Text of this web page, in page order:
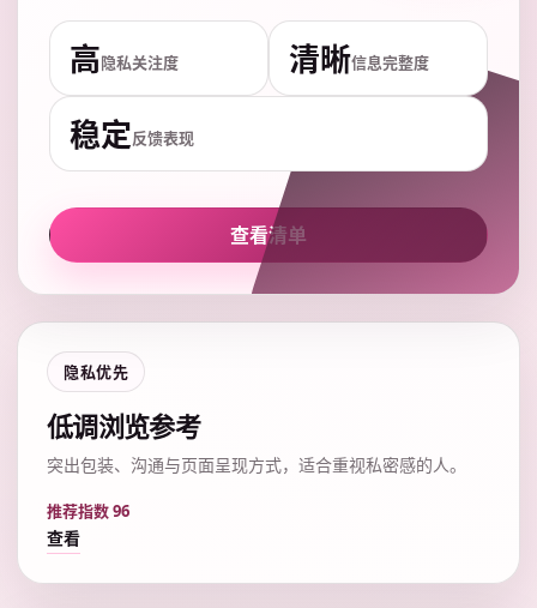
高隐私关注度 清晰信息完整度
稳定反馈表现
查看清单
隐私优先
低调浏览参考
突出包装、沟通与页面呈现方式，适合重视私密感的人。
推荐指数 96
查看